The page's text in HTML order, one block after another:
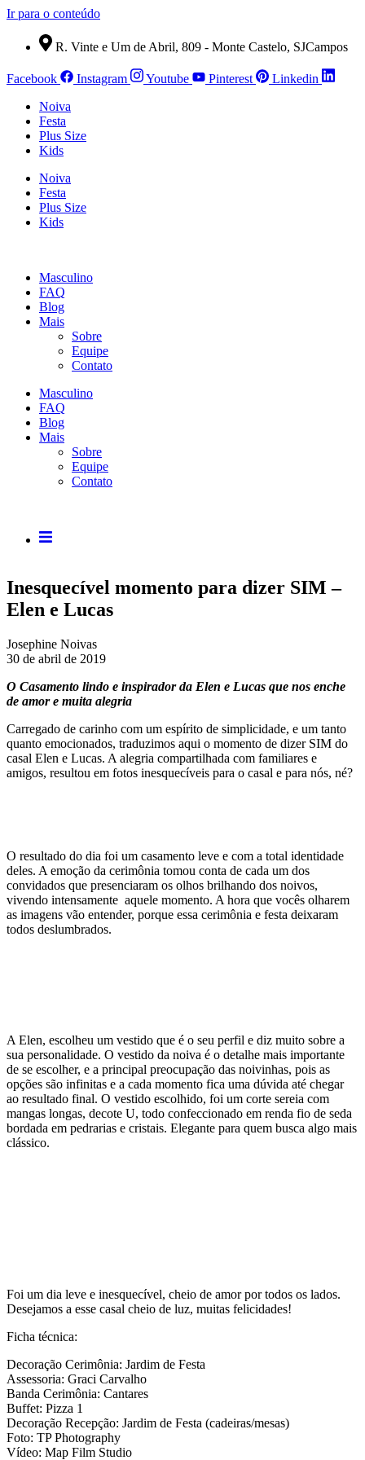
Ir para o conteúdo
R. Vinte e Um de Abril, 809 - Monte Castelo, SJCampos
Facebook Instagram Youtube Pinterest
Linkedin
Noiva
Festa
Plus Size
Kids
Noiva
Festa
Plus Size
Kids
Masculino
FAQ
Blog
Mais
Sobre
Equipe
Contato
Masculino
FAQ
Blog
Mais
Sobre
Equipe
Contato
Inesquecível momento para dizer SIM –
Elen e Lucas
Josephine Noivas
30 de abril de 2019
O Casamento lindo e inspirador da Elen e Lucas que nos enche
de amor e muita alegria
Carregado de carinho com um espírito de simplicidade, e um tanto
quanto emocionados, traduzimos aqui o momento de dizer SIM do
casal Elen e Lucas. A alegria compartilhada com familiares e
amigos, resultou em fotos inesquecíveis para o casal e para nós, né?
O resultado do dia foi um casamento leve e com a total identidade
deles. A emoção da cerimônia tomou conta de cada um dos
convidados que presenciaram os olhos brilhando dos noivos,
vivendo intensamente aquele momento. A hora que vocês olharem
as imagens vão entender, porque essa cerimônia e festa deixaram
todos deslumbrados.
A Elen, escolheu um vestido que é o seu perfil e diz muito sobre a
sua personalidade. O vestido da noiva é o detalhe mais importante
de se escolher, e a principal preocupação das noivinhas, pois as
opções são infinitas e a cada momento fica uma dúvida até chegar
ao resultado final. O vestido escolhido, foi um corte sereia com
mangas longas, decote U, todo confeccionado em renda fio de seda
bordada em pedrarias e cristais. Elegante para quem busca algo mais
clássico.
Foi um dia leve e inesquecível, cheio de amor por todos os lados.
Desejamos a esse casal cheio de luz, muitas felicidades!
Ficha técnica:
Decoração Cerimônia: Jardim de Festa
Assessoria: Graci Carvalho
Banda Cerimônia: Cantares
Buffet: Pizza 1
Decoração Recepção: Jardim de Festa (cadeiras/mesas)
Foto: TP Photography
Vídeo: Map Film Studio